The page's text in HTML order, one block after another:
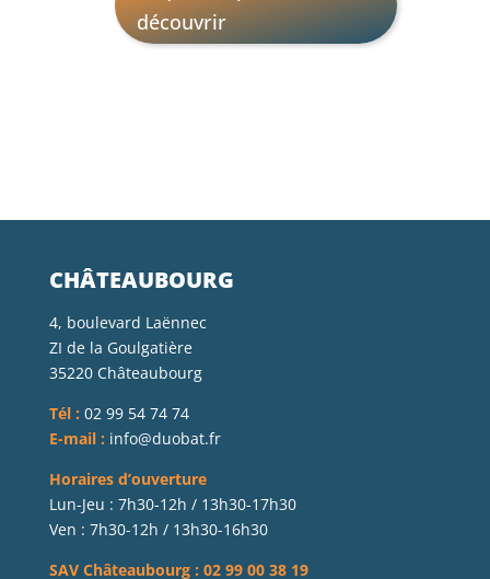
découvrir
CHÂTEAUBOURG
4, boulevard Laënnec
ZI de la Goulgatière
35220 Châteaubourg
Tél : 02 99 54 74 74
E-mail : info@duobat.fr
Horaires d’ouverture
Lun-Jeu : 7h30-12h / 13h30-17h30
Ven : 7h30-12h / 13h30-16h30
SAV Châteaubourg : 02 99 00 38 19